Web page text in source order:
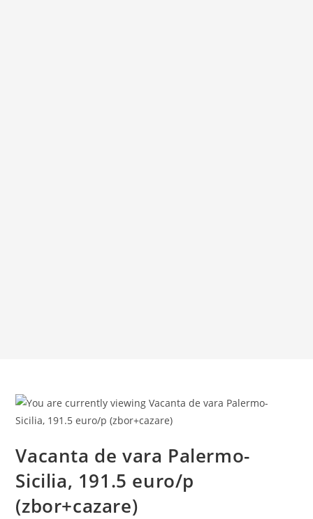
Vacanta de vara Palermo-
Sicilia, 191.5 euro/p
(zbor+cazare)